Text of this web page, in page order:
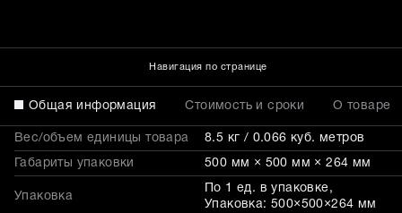
Навигация по странице
Общая информация Стоимость и сроки О товаре
Вес/объем единицы товара 8.5 кг / 0.066 куб. метров
Габариты упаковки 500 мм × 500 мм × 264 мм
Упаковка
По 1 ед. в упаковке,
Упаковка: 500×500×264 мм